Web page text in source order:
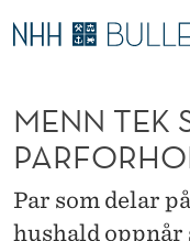
M
E
N
N
T
E
V
E
D
M
K
I
N
E
T
T
S
T
E
Stipendiater og
Disputaser
Ekspertutvalg
MENN TEK
Par som delar
hushald